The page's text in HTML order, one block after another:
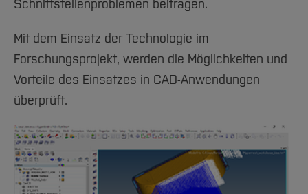
Schnittstellenproblemen beitragen.
Mit dem Einsatz der Technologie im
Forschungsprojekt, werden die Möglichkeiten und
Vorteile des Einsatzes in CAD-Anwendungen
überprüft.